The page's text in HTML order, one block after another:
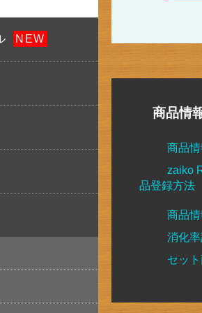
商品情
商品
zaiko
品登録方法
商品
消化率
セッ